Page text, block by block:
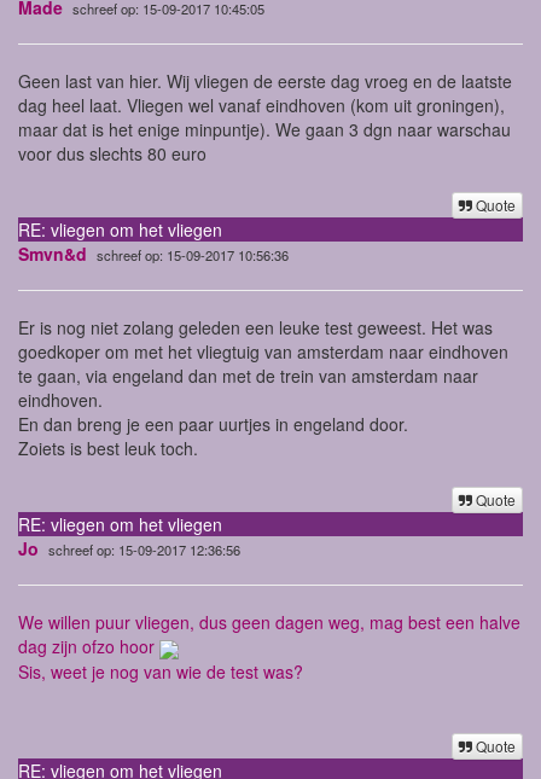
Made schreef op: 15-09-2017 10:45:05
Geen last van hier. Wij vliegen de eerste dag vroeg en de laatste
dag heel laat. Vliegen wel vanaf eindhoven (kom uit groningen),
maar dat is het enige minpuntje). We gaan 3 dgn naar warschau
voor dus slechts 80 euro
Quote
RE: vliegen om het vliegen
Smvn&d schreef op: 15-09-2017 10:56:36
Er is nog niet zolang geleden een leuke test geweest. Het was
goedkoper om met het vliegtuig van amsterdam naar eindhoven
te gaan, via engeland dan met de trein van amsterdam naar
eindhoven.
En dan breng je een paar uurtjes in engeland door.
Zoiets is best leuk toch.
Quote
RE: vliegen om het vliegen
Jo schreef op: 15-09-2017 12:36:56
We willen puur vliegen, dus geen dagen weg, mag best een halve
dag zijn ofzo hoor
Sis, weet je nog van wie de test was?
Quote
RE: vliegen om het vliegen